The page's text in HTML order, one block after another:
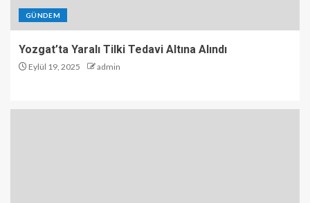
GÜNDEM
Yozgat’ta Yaralı Tilki Tedavi Altına Alındı
Eylül 19, 2025 admin